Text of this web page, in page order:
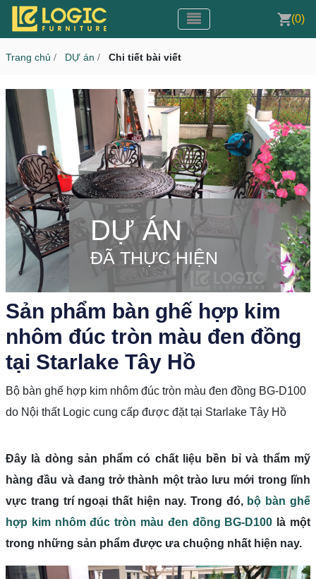
Toggle navigation
CMS v3.0 Toggle navigation(0)
Trang chủ / DỰ án / Chi tiết bài viết
DỰ ÁN
ĐÃ THỰC HIỆN
Sản phẩm bàn ghế hợp kim
nhôm đúc tròn màu đen đồng
tại Starlake Tây Hồ
Bộ bàn ghế hợp kim nhôm đúc tròn màu đen đồng BG-D100
do Nội thất Logic cung cấp được đặt tại Starlake Tây Hồ
Đây là dòng sản phẩm có chất liệu bền bỉ và thẩm mỹ
hàng đầu và đang trở thành một trào lưu mới trong lĩnh
vực trang trí ngoại thất hiện nay. Trong đó, bộ bàn ghế
hợp kim nhôm đúc tròn màu đen đồng BG-D100 là một
trong những sản phẩm được ưa chuộng nhất hiện nay.